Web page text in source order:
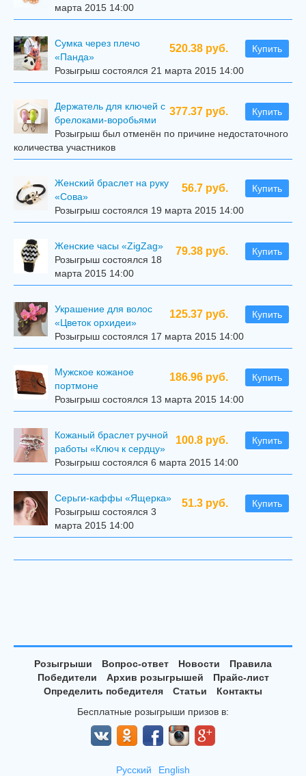
марта 2015 14:00
520.38 руб. Купить
Сумка через плечо
«Панда»
Розыгрыш состоялся 21 марта 2015 14:00
377.37 руб. Купить
Держатель для ключей с
брелоками-воробьями
Розыгрыш был отменён по причине недостаточного
количества участников
56.7 руб. Купить
Женский браслет на руку
«Сова»
Розыгрыш состоялся 19 марта 2015 14:00
79.38 руб. Купить
Женские часы «ZigZag»
Розыгрыш состоялся 18
марта 2015 14:00
125.37 руб. Купить
Украшение для волос
«Цветок орхидеи»
Розыгрыш состоялся 17 марта 2015 14:00
186.96 руб. Купить
Мужское кожаное
портмоне
Розыгрыш состоялся 13 марта 2015 14:00
100.8 руб. Купить
Кожаный браслет ручной
работы «Ключ к сердцу»
Розыгрыш состоялся 6 марта 2015 14:00
51.3 руб. Купить
Серьги-каффы «Ящерка»
Розыгрыш состоялся 3
марта 2015 14:00
Розыгрыши Вопрос-ответ Новости
Правила
Победители
Архив розыгрышей
Прайс-лист
Определить победителя
Статьи
Контакты
Бесплатные розыгрыши призов в:
Русский English